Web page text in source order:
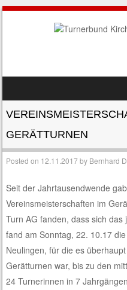
MENU
GERÄTTURNEN
Posted on 12.11.2017by Bernhard
Seit der Jahrtausendwende
Vereinsmeisterschaften im
Turn AG fanden, dass sich
fand am Sonntag, 22. 10.17
Neulingen, für die es
Gerätturnen war, bis zu den
24 Turnerinnen in 7